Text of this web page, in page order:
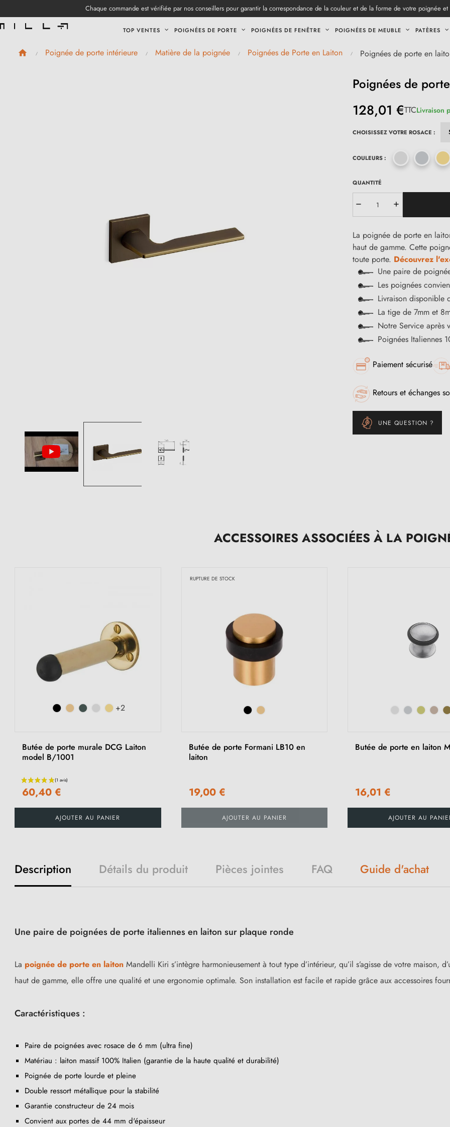
Chaque commande est vérifiée par nos conseillers pour garantir la correspondance de la couleur et de la forme de votre poignée
TOP VENTES POIGNÉES DE PORTE POIGNÉES DE FENÊTRE POIGNÉES DE MEUBLE PATÈRES
Poignée de porte intérieure Matière de la poignée Poignées de Porte en Laiton Poignées de porte en
Poignées de
128,01 €TTCLivraison
CHOISISSEZ VOTRE ROSACE :
COULEURS :
QUANTITÉ
La poignée de porte en
haut de gamme. Cette
toute porte. Découvrez
Une paire de
Les poignées
Livraison disponible
La tige de 7mm et
Notre Service après
Poignées Italiennes
Paiement sécurisé
Retours et échanges
UNE QUESTION ?
ACCESSOIRES ASSOCIÉES À LA
+2
Butée de porte murale DCG Laiton
model B/1001
60,40 €
AJOUTER AU PANIER
RUPTURE DE STOCK
Butée de porte Formani LB10 en
laiton
19,00 €
AJOUTER AU PANIER
Butée de porte en laiton
16,01 €
AJOUTER AU
Description Détails du produit Pièces jointes FAQ Guide d'achat
Une paire de poignées de porte italiennes en laiton sur plaque ronde
La poignée de porte en laiton Mandelli Kiri s’intègre harmonieusement à tout type d’intérieur, qu’il s’agisse de votre maison,
haut de gamme, elle offre une qualité et une ergonomie optimale. Son installation est facile et rapide grâce aux accessoires
Caractéristiques :
Paire de poignées avec rosace de 6 mm (ultra fine)
Matériau : laiton massif 100% Italien (garantie de la haute qualité et durabilité)
Poignée de porte lourde et pleine
Double ressort métallique pour la stabilité
Garantie constructeur de 24 mois
Convient aux portes de 44 mm d'épaisseur